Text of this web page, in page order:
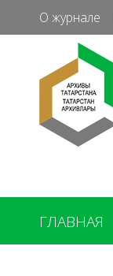
О журнале
ГЛАВНАЯ